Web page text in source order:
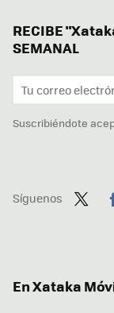
RECIBE
SEMANAL
Suscribiéndote
Síguenos
En Xataka